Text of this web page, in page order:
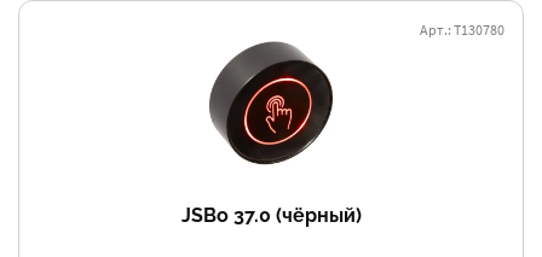
JSBo 37.0 (чёрный)
Арт.: Т130780